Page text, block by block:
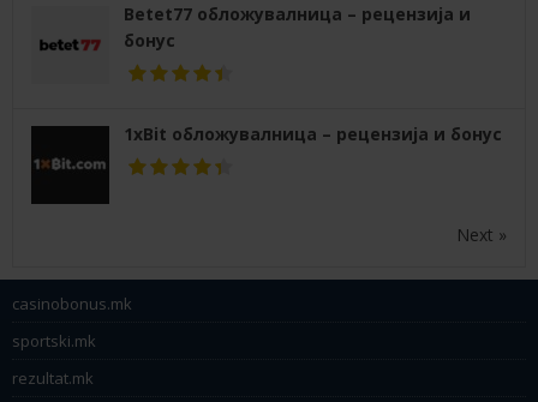
Betet77 обложувалница – рецензија и
бонус
1xBit обложувалница – рецензија и бонус
Next »
casinobonus.mk
sportski.mk
rezultat.mk